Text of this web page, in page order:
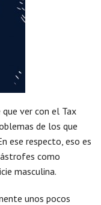
ver con el Tax
de los que
ese respecto, eso es
como
masculina.
unos pocos